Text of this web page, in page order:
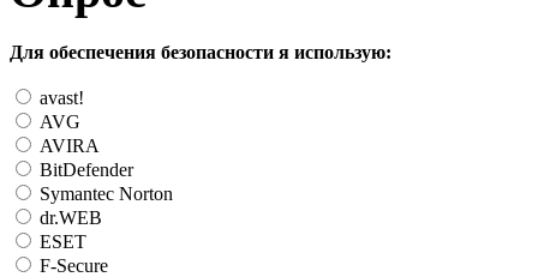
Для обеспечения безопасности я использую:
avast!
AVG
AVIRA
BitDefender
Symantec Norton
dr.WEB
ESET
F-Secure